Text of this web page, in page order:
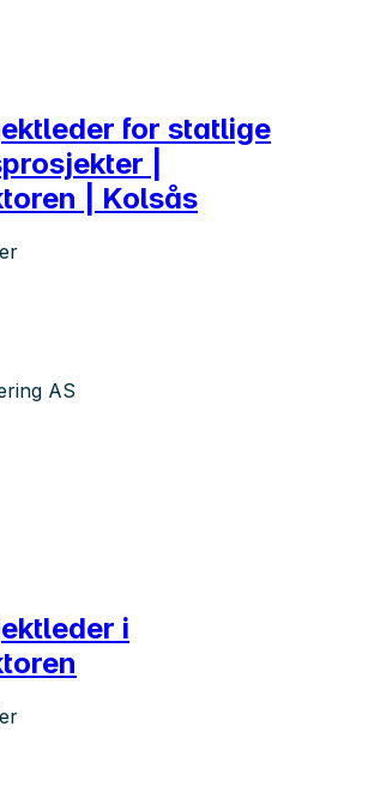
for statlige
|
| Kolsås
AS
i